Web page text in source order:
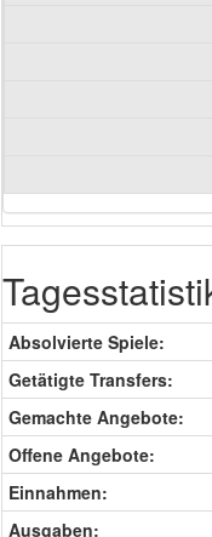
Absolvierte Spiele:
Getätigte Transfers:
Gemachte Angebote:
Offene Angebote:
Einnahmen:
Ausgaben: